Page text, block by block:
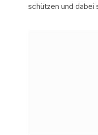
schützen und dabei